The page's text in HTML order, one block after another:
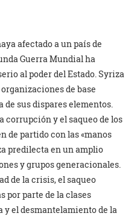
afectado a un país de
Guerra Mundial ha
al poder del Estado. Syriza
de base
sus dispares elementos.
corrupción y el saqueo de los
de partido con las «manos
predilecta en un amplio
y grupos generacionales.
de la crisis, el saqueo
por parte de la clases
el desmantelamiento de la